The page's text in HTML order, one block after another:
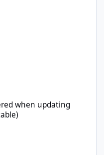
when updating